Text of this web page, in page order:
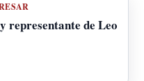
representante de Leo